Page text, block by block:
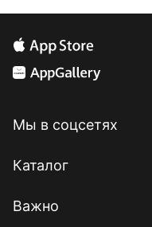
Мы в соцсетях
Каталог
Важно